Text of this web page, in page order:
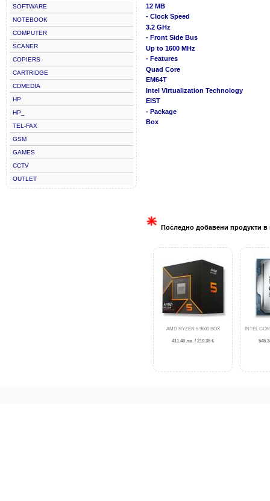
SOFTWARE
NOTEBOOK
COMPUTER
SCANER
COPIERS
CARTRIDGE
CDMEDIA
HP
HP_
TEL-FAX
GSM
GAMES
CCTV
OUTLET
12 MB
- Clock Speed
3.2 GHz
- Front Side Bus
Up to 1600 MHz
- Features
Quad Core
EM64T
Intel Virtualization Technology
EIST
- Package
Box
Последно добавени продукти в
AMD RYZEN 5 9600 BOX
411.40 лв. / 210.35 €
INTEL